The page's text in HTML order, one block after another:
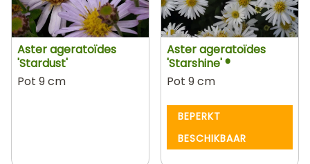
Aster ageratoïdes
'Stardust'
Pot 9 cm
Aster ageratoïdes
'Starshine' ®
Pot 9 cm
BEPERKT
BESCHIKBAAR